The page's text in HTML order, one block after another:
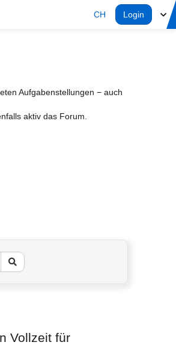
CH Login
Aufgabenstellungen − auch
aktiv das Forum.
Vollzeit für